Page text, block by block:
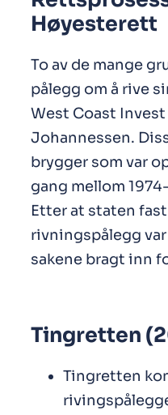
Høyesterett
To av de mange
pålegg om å rive
West Coast
Johannessen.
brygger som var
gang mellom
Etter at staten
rivningspålegg
sakene bragt inn
Tingretten
Tingretten